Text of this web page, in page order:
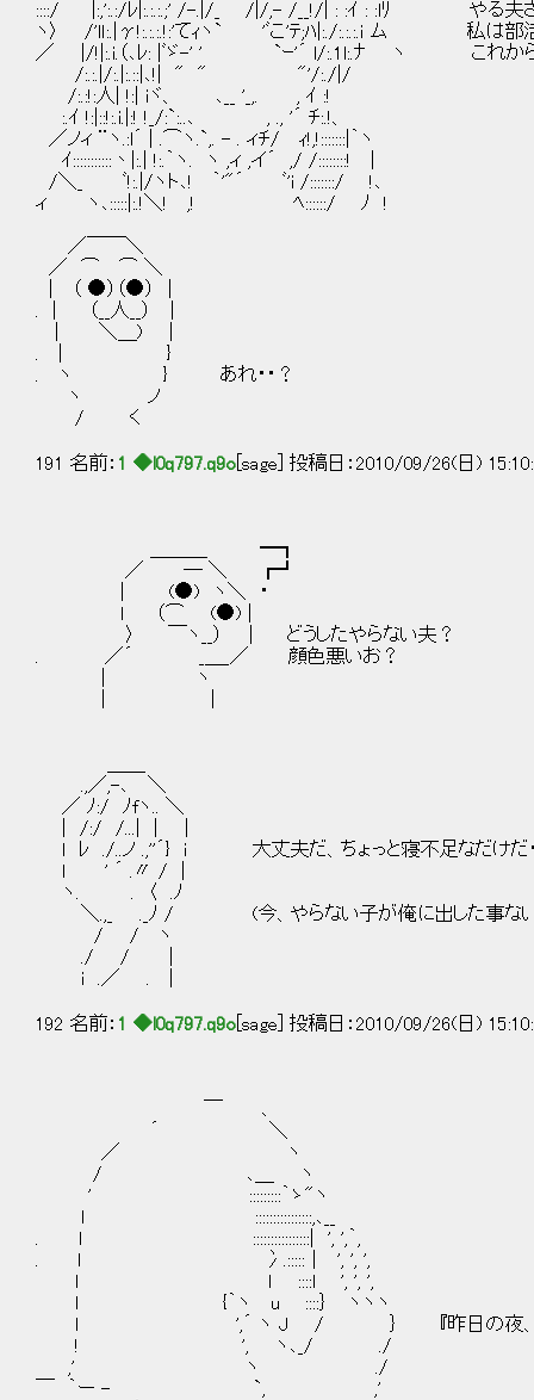
::::/ |:,':.:/ﾚ|:.:.:.;' /-.|/_ /|/,- /__!/| : :ｲ : :lﾘ やる夫さん
ヽ〉 /'lｌ:.|γ!:.:.:.!:'てｨヽ` 'ﾞこ'ﾃ;ﾊ|:./:.:.:.i ム 私は部活も
／ |/!|:.i.（､ﾚ: |ﾞゞ-' ' `ｰ'´ l/:.1l:.ﾅ ヽ これからしば
/:.:.|/:.|:.::|､!| " " "'/:./|/
/:.:!:人| !:| iヾ、 ､__ '_,. , ｲ :!
:.ｲ !:|::!:.i.|:! !_/:`:..､ , ., '´ ﾁ:.!、
／ノィ ¨ヽ.:l´ | .⌒ヽ.`,. - . ィﾁ/ ｨ!,!:::::::|｀ヽ
ｲ:::::::::::丶|:.| !:.｀ヽ. ヽ ,ィ ,イ´ ,/ /::::::::! |
/＼_ ﾞ!:.|/ヽト､! ｀'"´ ﾞ'i /:::::::/ !､
ィ ヽ､:::::|:.!＼! ,! ﾍ::::::/ ﾉ !
／￣￣＼
／ ⌒ ⌒ ＼
| （ ●）（●） |
. | （__人__） |
| ＼＿) |
. | }
. ヽ } あれ・・？
ヽ ノ
/ く
191 名前： 1 ◆l0q797.q9o [sage] 投稿日：2010/09/26(日)
＿＿＿ ━┓
／ ― ＼ ┏┛
| (●) ヽ＼ ・
l （⌒ (●) |
〉 ￣ヽ__） │ どうしたやらない夫？
. ／´ _＿_／ 顔色悪いお？
| ヽ
.,／,-､ ＼
／ ﾉ:/ ﾉfヽ.. ＼
| /:/ /...| | |
l ﾚ ./..ノ .,''´} i 大丈夫だ、ちょっと寝不足なだけだ・
l ' ´ .〃 / |
ヽ. . 〈 .ﾉ
＼.,_ ._ﾉ / (今、やらない子が俺に出した事ない声
/ / ヽ
./ / |
i .／ . |
192 名前： 1 ◆l0q797.q9o [sage] 投稿日：2010/09/26(日)
￣ ､
´ ＼
／ ヽ
/ ､＿ ヽ
' :::::::::｀ゝ"ヽ
l ::::::::::::::::,､__
. l ::::::::::::::::| ', ',｀,
. l 冫.:::::｜ ', ', ',
l l ::::l ', ', ',
l {｀ヽ u ::::｝ ヽヽヽ
l ',´ ヽ J / ｝ 『昨日の夜、聞いた時は大
! ', ヽ､_/ ./
,' ヽ ./
￣ ｀ー - `, ,'